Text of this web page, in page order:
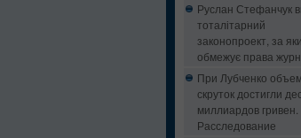
Руслан Стефанчук
тоталітарний
законопроект, за
обмежує права
При Лубченко
скруток достигли
миллиардов гривен.
Расследование